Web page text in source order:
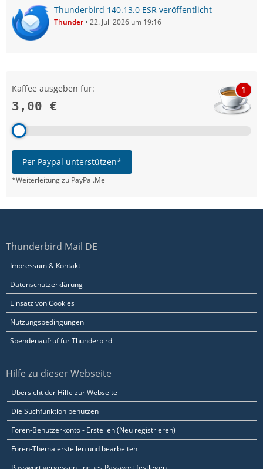
Thunderbird 140.13.0 ESR veröffentlicht
Thunder 22. Juli 2026 um 19:16
Kaffee ausgeben für:
3,00 €
1
Per Paypal unterstützen*
*Weiterleitung zu PayPal.Me
Thunderbird Mail DE
Impressum & Kontakt
Datenschutzerklärung
Einsatz von Cookies
Nutzungsbedingungen
Spendenaufruf für Thunderbird
Hilfe zu dieser Webseite
Übersicht der Hilfe zur Webseite
Die Suchfunktion benutzen
Foren-Benutzerkonto - Erstellen (Neu registrieren)
Foren-Thema erstellen und bearbeiten